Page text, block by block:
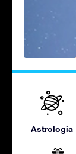
Astrologia